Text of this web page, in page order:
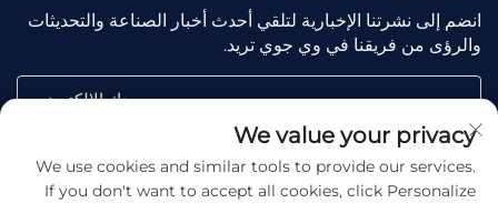
انضم إلى نشرتنا الإخبارية لتلقي أحدث أخبار الصناعة والتحديثات
والرؤى من فريقنا في وي جوي تريد.
بريدك الإلكتروني
Subscribe
We value your privacy
We use cookies and similar tools to provide our services.
If you don't want to accept all cookies, click Personalize